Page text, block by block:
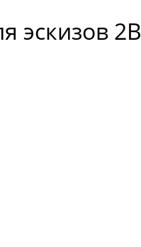
эскизов 2В